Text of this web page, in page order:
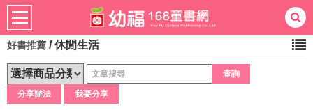
ㄅㄆㄇ學習
好書推薦 /休閒生活
分享辦法 我要分享